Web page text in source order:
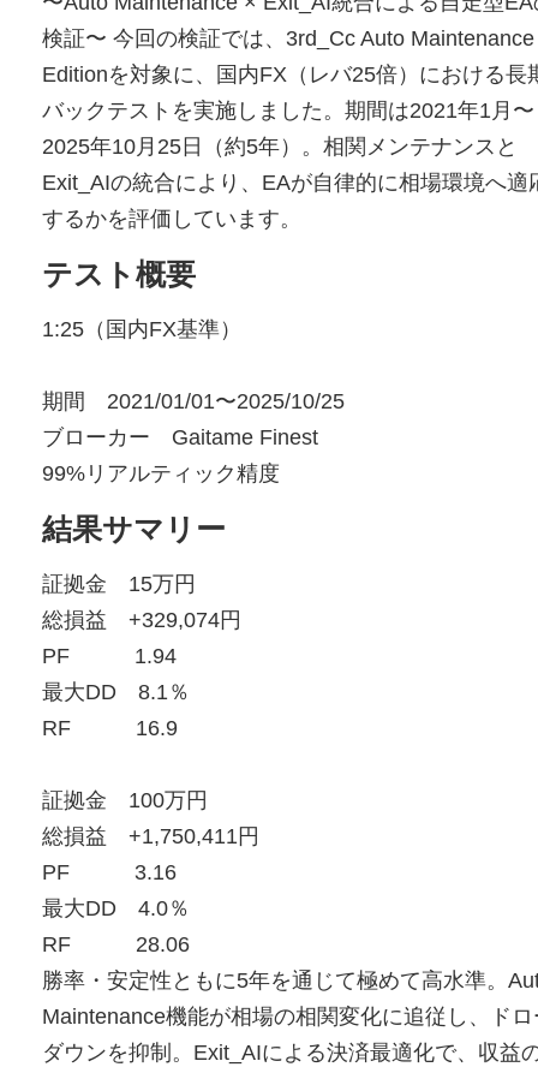
検証〜 今回の検証では、3rd_Cc Auto Maintenance
Editionを対象に、国内FX（レバ25倍）における長
バックテストを実施しました。期間は2021年1月〜
2025年10月25日（約5年）。相関メンテナンスと
Exit_AIの統合により、EAが自律的に相場環境へ適
するかを評価しています。
テスト概要
1:25（国内FX基準）
期間 2021/01/01〜2025/10/25
ブローカー Gaitame Finest
99%リアルティック精度
結果サマリー
証拠金 15万円
総損益 +329,074円
PF 1.94
最大DD 8.1％
RF 16.9
証拠金 100万円
総損益 +1,750,411円
PF 3.16
最大DD 4.0％
RF 28.06
勝率・安定性ともに5年を通じて極めて高水準。
Maintenance機能が相場の相関変化に追従し、ドロ
ダウンを抑制。Exit_AIによる決済最適化で、収益